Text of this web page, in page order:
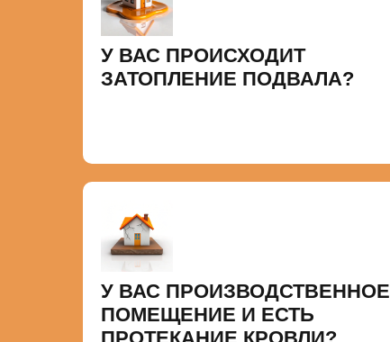
У ВАС ПРОИСХОДИТ
ЗАТОПЛЕНИЕ ПОДВАЛА?
У ВАС ПРОИЗВОДСТВЕННОЕ
ПОМЕЩЕНИЕ И ЕСТЬ